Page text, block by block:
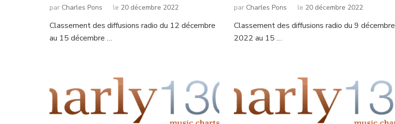
par Charles Pons le 20 décembre 2022
Classement des diffusions radio du 12 décembre
au 15 décembre …
par Charles Pons le 20 décembre 2022
Classement des diffusions radio du 9 décembre
2022 au 15 …